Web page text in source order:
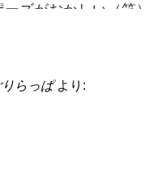
ーズがおかしい（笑
らっぱ より: